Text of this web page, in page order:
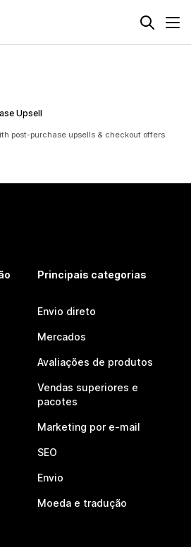
Upsell
post-purchase upsells & checkout offers
Principais categorias
Envio direto
Mercados
Avaliações de produtos
Vendas superiores e
pacotes
Marketing por e-mail
SEO
Envio
Moeda e tradução